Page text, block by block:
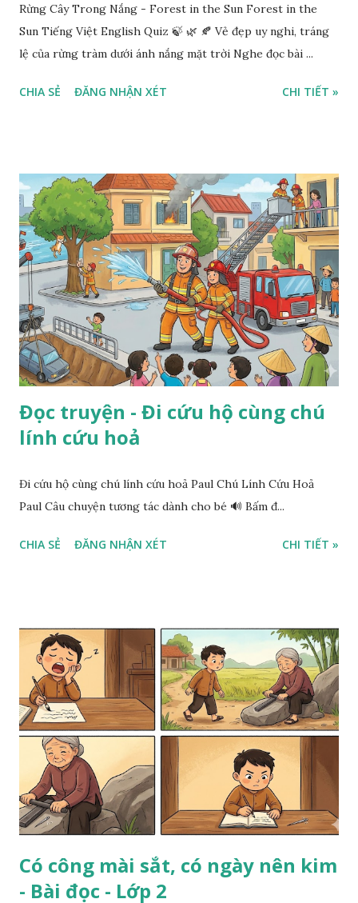
Rừng Cây Trong Nắng - Forest in the Sun Forest in the
Sun Tiếng Việt English Quiz 🍃 🌿 🍂 Vẻ đẹp uy nghi, tráng
lệ của rừng tràm dưới ánh nắng mặt trời Nghe đọc bài ...
CHIA SẺ ĐĂNG NHẬN XÉT CHI TIẾT »
Đọc truyện - Đi cứu hộ cùng chú
lính cứu hoả
Đi cứu hộ cùng chú lính cứu hoả Paul Chú Lính Cứu Hoả
Paul Câu chuyện tương tác dành cho bé 🔊 Bấm đ...
CHIA SẺ ĐĂNG NHẬN XÉT CHI TIẾT »
Có công mài sắt, có ngày nên kim
- Bài đọc - Lớp 2